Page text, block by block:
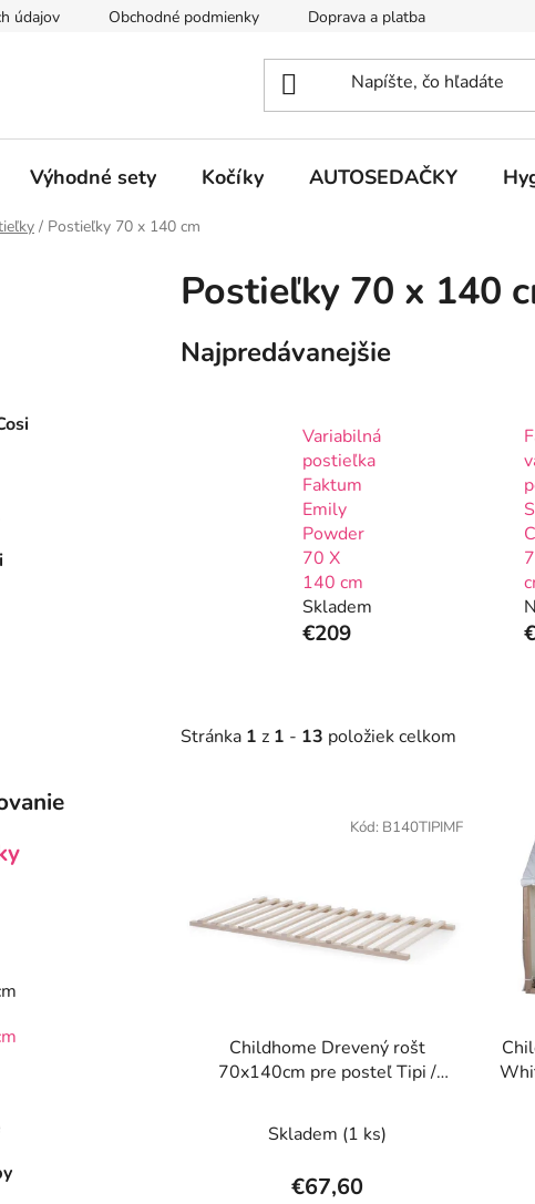
údajov Obchodné podmienky Doprava a platba
Výhodné sety Kočíky AUTOSEDAČKY
/ Postieľky 70 x 140 cm
Postieľky 70 x 140
Najpredávanejšie
Variabilná
postieľka
Faktum
Emily
Powder
70 X
140 cm
Skladem
€209
Stránka 1 z 1 - 13 položiek celkom
s
Childhome Drevený rošt
70x140cm pre posteľ Tipi /
Skladem (1 ks)
€67,60
Kód: B140TIPIMF